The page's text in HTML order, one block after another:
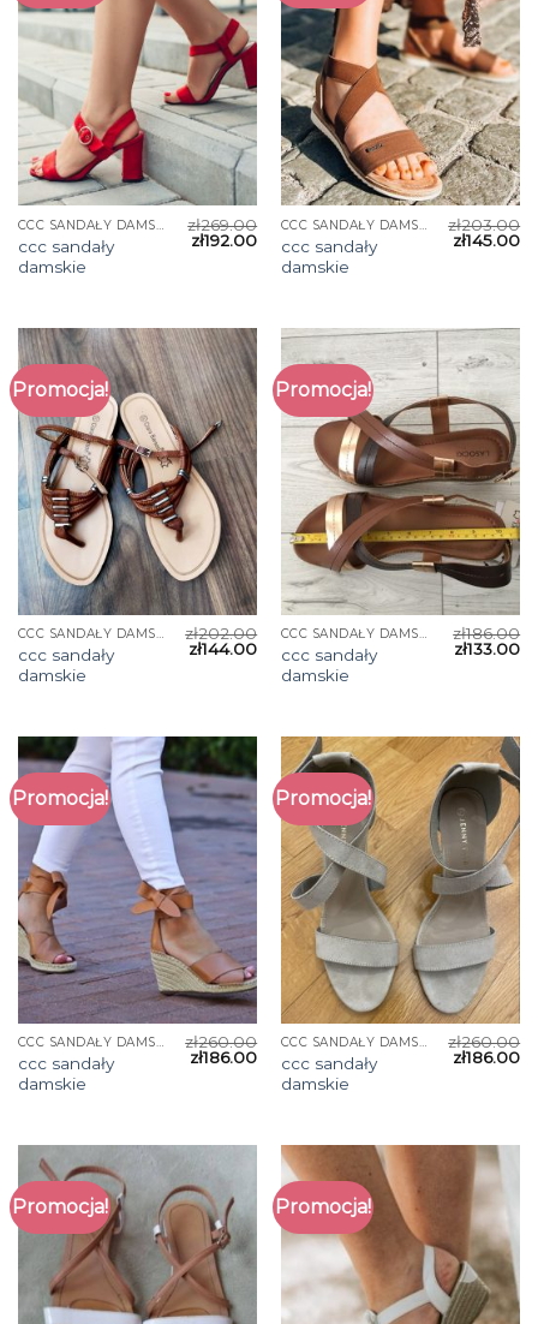
CCC SANDAŁY DAMSKIE
ccc sandały
damskie
zł269.00
zł192.00
CCC SANDAŁY DAMSKIE
ccc sandały
damskie
zł203.00
zł145.00
Promocja!
CCC SANDAŁY DAMSKIE
ccc sandały
damskie
zł202.00
zł144.00
Promocja!
CCC SANDAŁY DAMSKIE
ccc sandały
damskie
zł186.00
zł133.00
Promocja!
CCC SANDAŁY DAMSKIE
ccc sandały
damskie
zł260.00
zł186.00
Promocja!
CCC SANDAŁY DAMSKIE
ccc sandały
damskie
zł260.00
zł186.00
Promocja! Promocja!